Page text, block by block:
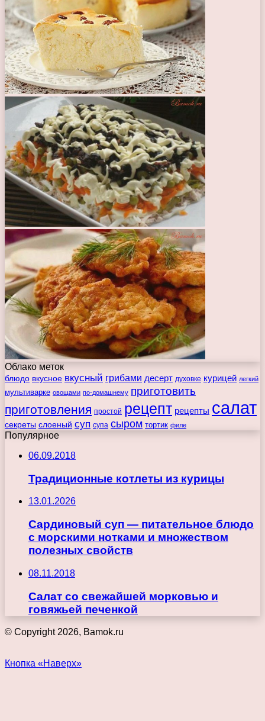
Облако меток
блюдо вкусное вкусный грибами десерт духовке курицей легкий
мультиварке овощами по-домашнему приготовить
приготовления простой рецепт рецепты салат
секреты слоеный суп супа сыром тортик филе
Популярное
06.09.2018
Традиционные котлеты из курицы
13.01.2026
Сардиновый суп — питательное блюдо
с морскими нотками и множеством
полезных свойств
08.11.2018
Салат со свежайшей морковью и
говяжьей печенкой
© Copyright 2026, Bamok.ru
Кнопка «Наверх»